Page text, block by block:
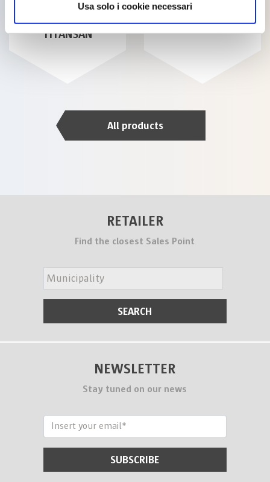
Usa solo i cookie necessari
TITANSAN
All products
RETAILER
Find the closest Sales Point
NEWSLETTER
Stay tuned on our news